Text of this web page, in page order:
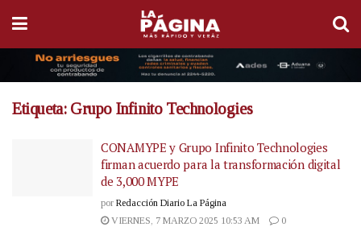
Etiqueta: Grupo Infinito Technologies
CONAMYPE y Grupo Infinito Technologies
firman acuerdo para la transformación digital
de 3,000 MYPE
por Redacción Diario La Página
VIERNES, 7 MARZO 2025 10:53 AM
0